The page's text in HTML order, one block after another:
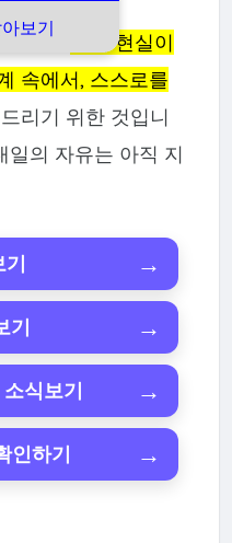
니다.
이미 현실이
속에서, 스스로를
리기 위한 것입니
일의 자유는 아직 지
기 →
기 →
식보기 →
인하기 →
보기